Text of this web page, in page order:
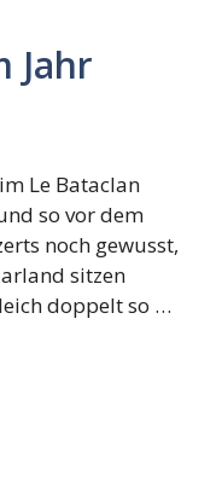
Jahr
Le Bataclan
so vor dem
noch gewusst,
sitzen
doppelt so …